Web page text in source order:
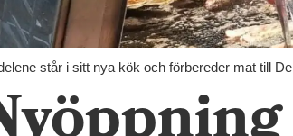
står i sitt nya kök och förbereder mat till